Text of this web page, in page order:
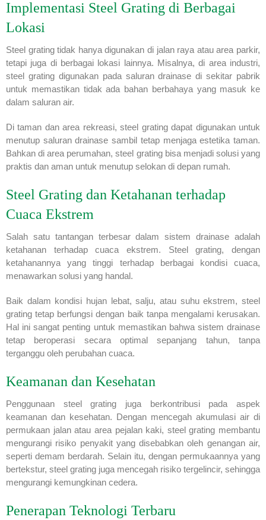
Implementasi Steel Grating di Berbagai
Lokasi
Steel grating tidak hanya digunakan di jalan raya atau area parkir,
tetapi juga di berbagai lokasi lainnya. Misalnya, di area industri,
steel grating digunakan pada saluran drainase di sekitar pabrik
untuk memastikan tidak ada bahan berbahaya yang masuk ke
dalam saluran air.
Di taman dan area rekreasi, steel grating dapat digunakan untuk
menutup saluran drainase sambil tetap menjaga estetika taman.
Bahkan di area perumahan, steel grating bisa menjadi solusi yang
praktis dan aman untuk menutup selokan di depan rumah.
Steel Grating dan Ketahanan terhadap
Cuaca Ekstrem
Salah satu tantangan terbesar dalam sistem drainase adalah
ketahanan terhadap cuaca ekstrem. Steel grating, dengan
ketahanannya yang tinggi terhadap berbagai kondisi cuaca,
menawarkan solusi yang handal.
Baik dalam kondisi hujan lebat, salju, atau suhu ekstrem, steel
grating tetap berfungsi dengan baik tanpa mengalami kerusakan.
Hal ini sangat penting untuk memastikan bahwa sistem drainase
tetap beroperasi secara optimal sepanjang tahun, tanpa
terganggu oleh perubahan cuaca.
Keamanan dan Kesehatan
Penggunaan steel grating juga berkontribusi pada aspek
keamanan dan kesehatan. Dengan mencegah akumulasi air di
permukaan jalan atau area pejalan kaki, steel grating membantu
mengurangi risiko penyakit yang disebabkan oleh genangan air,
seperti demam berdarah. Selain itu, dengan permukaannya yang
bertekstur, steel grating juga mencegah risiko tergelincir, sehingga
mengurangi kemungkinan cedera.
Penerapan Teknologi Terbaru